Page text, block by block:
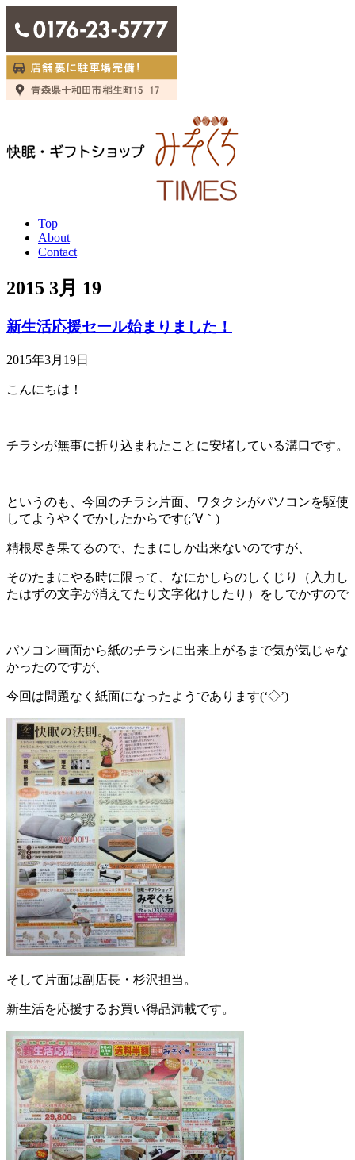
Top
About
Contact
2015 3月 19
新生活応援セール始まりました！
2015年3月19日
こんにちは！
チラシが無事に折り込まれたことに安堵している溝口です。
というのも、今回のチラシ片面、ワタクシがパソコンを駆使
してようやくでかしたからです(;´∀｀)
精根尽き果てるので、たまにしか出来ないのですが、
そのたまにやる時に限って、なにかしらのしくじり（入力し
たはずの文字が消えてたり文字化けしたり）をしでかすので
パソコン画面から紙のチラシに出来上がるまで気が気じゃな
かったのですが、
今回は問題なく紙面になったようであります(‘◇’)ゞ
そして片面は副店長・杉沢担当。
新生活を応援するお買い得品満載です。